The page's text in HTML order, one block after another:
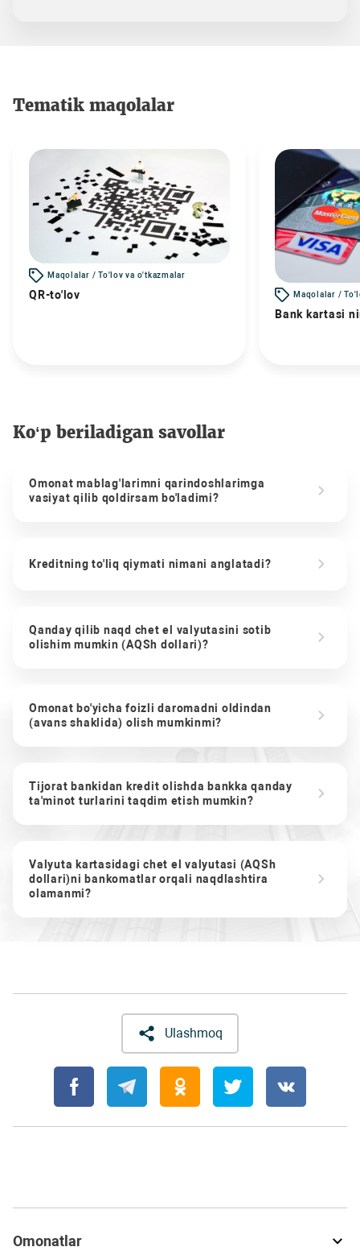
Tematik maqolalar
Maqolalar / To'lov va o'tkazmalar
QR-to'lov Maqolalar /
Bank kartasi
Ko‘p beriladigan savollar
Omonat mablag'larimni qarindoshlarimga
vasiyat qilib qoldirsam bo'ladimi?
Kreditning to'liq qiymati nimani anglatadi?
Qanday qilib naqd chet el valyutasini sotib
olishim mumkin (AQSh dollari)?
Omonat bo'yicha foizli daromadni oldindan
(avans shaklida) olish mumkinmi?
Tijorat bankidan kredit olishda bankka qanday
ta'minot turlarini taqdim etish mumkin?
Valyuta kartasidagi chet el valyutasi (AQSh
dollari)ni bankomatlar orqali naqdlashtira
olamanmi?
Ulashmoq
Omonatlar